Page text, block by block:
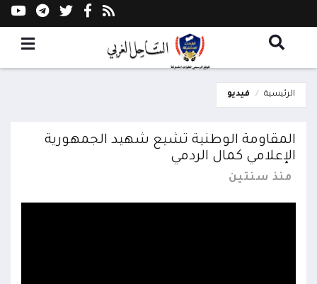
الرئيسية فيديو
المقاومة الوطنية تشيع شهيد الجمهورية
الإعلامي كمال الردمي
منذ سنتين